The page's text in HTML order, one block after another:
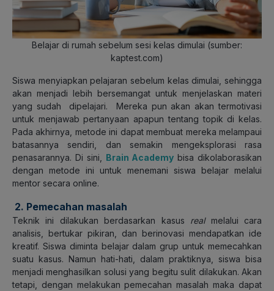
Belajar di rumah sebelum sesi kelas dimulai (sumber:
kaptest.com)
Siswa menyiapkan pelajaran sebelum kelas dimulai, sehingga
akan menjadi lebih bersemangat untuk menjelaskan materi
yang sudah dipelajari. Mereka pun akan akan termotivasi
untuk menjawab pertanyaan apapun tentang topik di kelas.
Pada akhirnya, metode ini dapat membuat mereka melampaui
batasannya sendiri, dan semakin mengeksplorasi rasa
penasarannya. Di sini, Brain Academy bisa dikolaborasikan
dengan metode ini untuk menemani siswa belajar melalui
mentor secara online.
2. Pemecahan masalah
Teknik ini dilakukan berdasarkan kasus realmelalui cara
analisis, bertukar pikiran, dan berinovasi mendapatkan ide
kreatif. Siswa diminta belajar dalam grup untuk memecahkan
suatu kasus. Namun hati-hati, dalam praktiknya, siswa bisa
menjadi menghasilkan solusi yang begitu sulit dilakukan. Akan
tetapi, dengan melakukan pemecahan masalah maka dapat